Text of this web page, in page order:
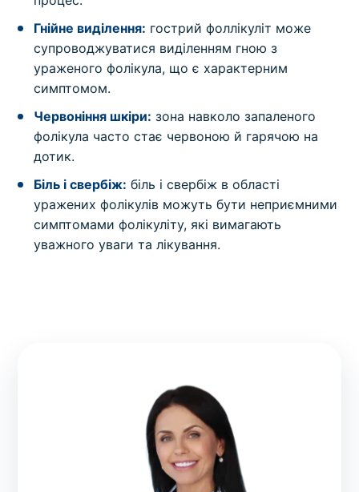
Гнійне виділення: гострий фоллікуліт може
супроводжуватися виділенням гною з
ураженого фолікула, що є характерним
симптомом.
Червоніння шкіри: зона навколо запаленого
фолікула часто стає червоною й гарячою на
дотик.
Біль і свербіж: біль і свербіж в області
уражених фолікулів можуть бути неприємними
симптомами фолікуліту, які вимагають
уважного уваги та лікування.